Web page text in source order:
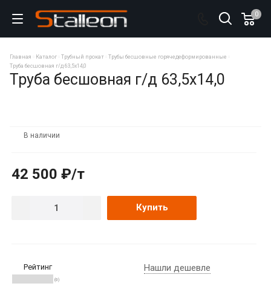
0
Главная Каталог Трубный прокат
Трубы бесшовные горячедеформированные
Труба бесшовная г/д 63,5х14,0
Труба бесшовная г/д 63,5х14,0
В наличии
42 500 ₽/т
Купить
Рейтинг
(0)
Нашли дешевле